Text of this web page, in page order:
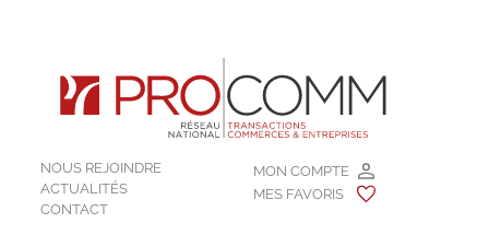
MON COMPTE
MES FAVORIS
NOUS REJOINDRE
ACTUALITÉS
CONTACT